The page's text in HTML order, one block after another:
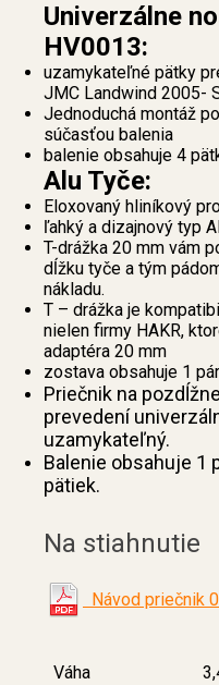
Univerzálne
HV0013:
uzamykateľné pätky
JMC Landwind 2005-
Jednoduchá montáž
súčasťou balenia
balenie obsahuje 4
Alu Tyče:
Eloxovaný hliníkový
ľahký a dizajnový typ
T-drážka 20 mm vám
dĺžku tyče a tým
nákladu.
T – drážka je
nielen firmy HAKR,
adaptéra 20 mm
zostava obsahuje 1
Priečnik na
prevedení
uzamykateľný.
Balenie obsahuje 1
pätiek.
Na stiahnutie
Návod priečnik
Váha